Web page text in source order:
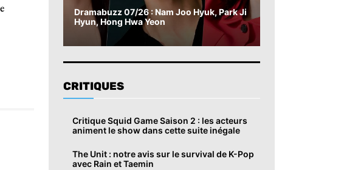
Dramabuzz 07/26 : Nam Joo Hyuk, Park Ji
Hyun, Hong Hwa Yeon
CRITIQUES
Critique Squid Game Saison 2 : les acteurs
animent le show dans cette suite inégale
The Unit : notre avis sur le survival de K-Pop
avec Rain et Taemin